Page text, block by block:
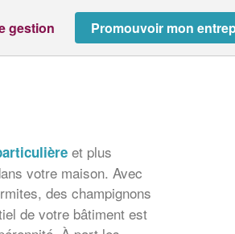
gestion Promouvoir mon
et plus
votre maison. Avec
des champignons
de votre bâtiment est